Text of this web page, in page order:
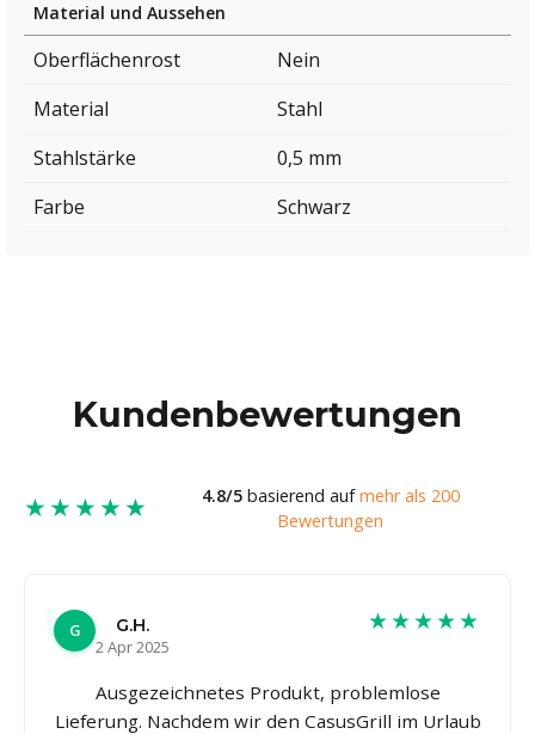
Material und Aussehen
Oberflächenrost
Nein
Material
Stahl
Stahlstärke
0,5 mm
Farbe
Schwarz
Kundenbewertungen
★★★★★ 4.8/5basierend aufmehr als 200
Bewertungen
G
G.H.
2 Apr 2025
★★★★★
Ausgezeichnetes Produkt, problemlose
Lieferung. Nachdem wir den CasusGrill im Urlaub